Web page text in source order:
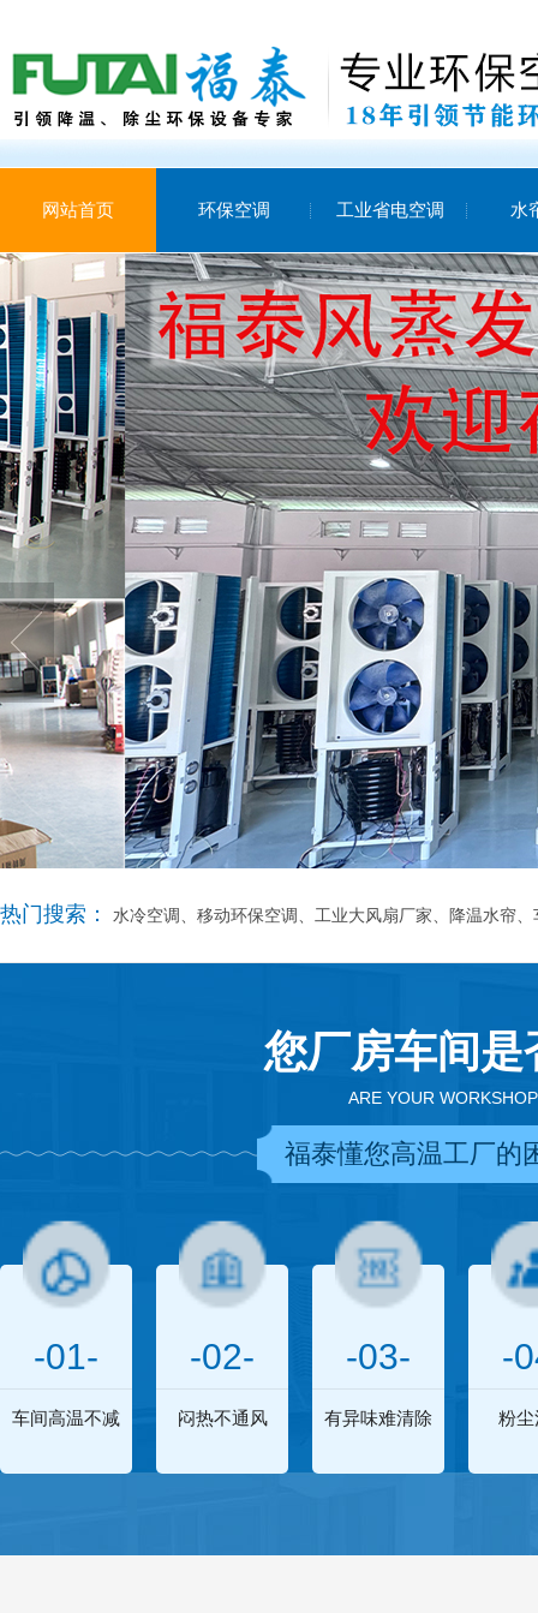
网站首页 环保空调 工业省电空调 水
热门搜索： 水冷空调、移动环保空调、工业大风扇厂家、降温水帘
您厂房车间
ARE YOUR
福泰懂您高温工厂的
-01-
车间高温不减
-02-
闷热不通风
-03-
有异味难清除
-
粉尘